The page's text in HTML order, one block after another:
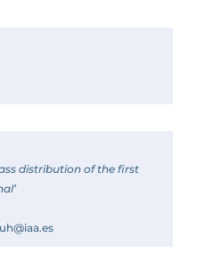
distribution of the first